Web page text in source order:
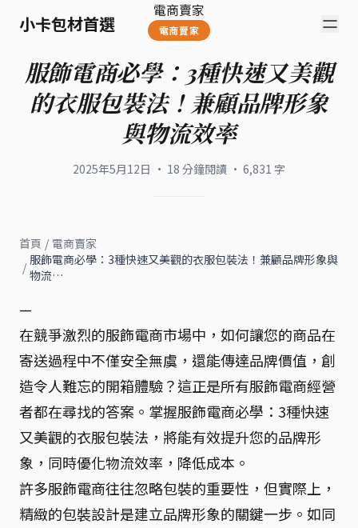
小卡包材首選
電商賣家
電商賣家
服飾電商必學：3種快速又美觀
的衣服包裝法！兼顧品牌形象
與物流效率
2025年5月12日 · 18 分鐘閱讀 · 6,831 字
首頁 / 電商賣家
/ 服飾電商必學：3種快速又美觀的衣服包裝法！兼顧品牌形象與
物流…
—
在競爭激烈的服飾電商市場中，如何讓您的商品在
寄送過程中不僅安全無虞，還能傳達品牌價值，創
造令人難忘的開箱體驗？這正是所有服飾電商經營
者都在尋找的答案。掌握服飾電商必學：3種快速
又美觀的衣服包裝法，將能有效提升您的品牌形
象，同時優化物流效率，降低成本。
許多服飾電商往往忽略包裝的重要性，但實際上，
精緻的包裝設計是建立品牌形象的關鍵一步。如同